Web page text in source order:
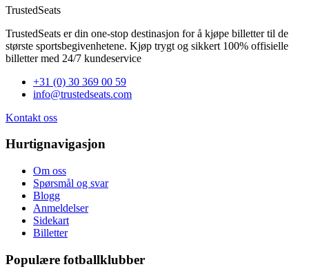
TrustedSeats
TrustedSeats er din one-stop destinasjon for å kjøpe billetter til de
største sportsbegivenhetene. Kjøp trygt og sikkert 100% offisielle
billetter med 24/7 kundeservice
+31 (0) 30 369 00 59
info@trustedseats.com
Kontakt oss
Hurtignavigasjon
Om oss
Spørsmål og svar
Blogg
Anmeldelser
Sidekart
Billetter
Populære fotballklubber